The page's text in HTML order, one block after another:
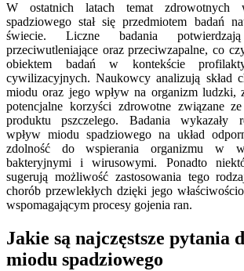
W ostatnich latach temat zdrowotnych
spadziowego stał się przedmiotem badań
świecie. Liczne badania
przeciwutleniające oraz przeciwzapalne, co
obiektem badań w kontekście
cywilizacyjnych. Naukowcy analizują skład
miodu oraz jego wpływ na organizm ludzki,
potencjalne korzyści zdrowotne związane
produktu pszczelego. Badania wykazały
wpływ miodu spadziowego na układ
zdolność do wspierania organizmu w
bakteryjnymi i wirusowymi. Ponadto
sugerują możliwość zastosowania tego
chorób przewlekłych dzięki jego
wspomagającym procesy gojenia ran.
Jakie są najczęstsze pytania
miodu spadziowego